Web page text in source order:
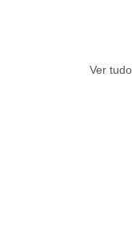
Ver tudo